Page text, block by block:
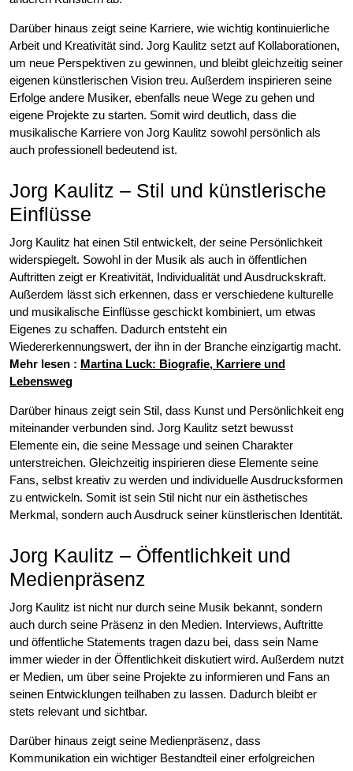
Darüber hinaus zeigt seine Karriere, wie wichtig kontinuierliche
Arbeit und Kreativität sind. Jorg Kaulitz setzt auf Kollaborationen,
um neue Perspektiven zu gewinnen, und bleibt gleichzeitig seiner
eigenen künstlerischen Vision treu. Außerdem inspirieren seine
Erfolge andere Musiker, ebenfalls neue Wege zu gehen und
eigene Projekte zu starten. Somit wird deutlich, dass die
musikalische Karriere von Jorg Kaulitz sowohl persönlich als
auch professionell bedeutend ist.
Jorg Kaulitz – Stil und künstlerische
Einflüsse
Jorg Kaulitz hat einen Stil entwickelt, der seine Persönlichkeit
widerspiegelt. Sowohl in der Musik als auch in öffentlichen
Auftritten zeigt er Kreativität, Individualität und Ausdruckskraft.
Außerdem lässt sich erkennen, dass er verschiedene kulturelle
und musikalische Einflüsse geschickt kombiniert, um etwas
Eigenes zu schaffen. Dadurch entsteht ein
Wiedererkennungswert, der ihn in der Branche einzigartig macht.
Mehr lesen : Martina Luck: Biografie, Karriere und
Lebensweg
Darüber hinaus zeigt sein Stil, dass Kunst und Persönlichkeit eng
miteinander verbunden sind. Jorg Kaulitz setzt bewusst
Elemente ein, die seine Message und seinen Charakter
unterstreichen. Gleichzeitig inspirieren diese Elemente seine
Fans, selbst kreativ zu werden und individuelle Ausdrucksformen
zu entwickeln. Somit ist sein Stil nicht nur ein ästhetisches
Merkmal, sondern auch Ausdruck seiner künstlerischen Identität.
Jorg Kaulitz – Öffentlichkeit und
Medienpräsenz
Jorg Kaulitz ist nicht nur durch seine Musik bekannt, sondern
auch durch seine Präsenz in den Medien. Interviews, Auftritte
und öffentliche Statements tragen dazu bei, dass sein Name
immer wieder in der Öffentlichkeit diskutiert wird. Außerdem nutzt
er Medien, um über seine Projekte zu informieren und Fans an
seinen Entwicklungen teilhaben zu lassen. Dadurch bleibt er
stets relevant und sichtbar.
Darüber hinaus zeigt seine Medienpräsenz, dass
Kommunikation ein wichtiger Bestandteil einer erfolgreichen